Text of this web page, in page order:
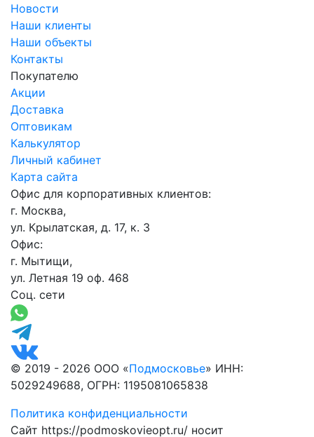
Новости
Наши клиенты
Наши объекты
Контакты
Покупателю
Акции
Доставка
Оптовикам
Калькулятор
Личный кабинет
Карта сайта
Офис для корпоративных клиентов:
г. Москва,
ул. Крылатская, д. 17, к. 3
Офис:
г. Мытищи,
ул. Летная 19 оф. 468
Соц. сети
© 2019 - 2026 ООО «Подмосковье» ИНН:
5029249688, ОГРН: 1195081065838
Политика конфиденциальности
Сайт https://podmoskovieopt.ru/ носит